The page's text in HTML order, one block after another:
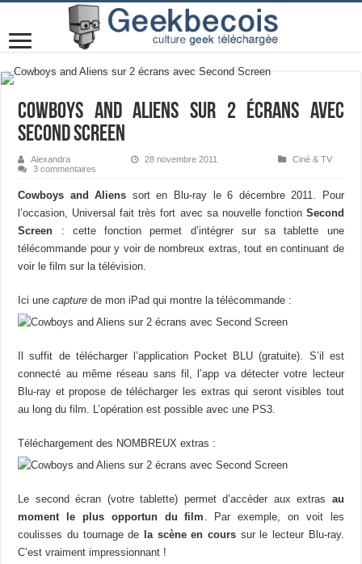
Cowboys and Aliens sur 2 écrans avec
Second Screen
Alexandra 28 novembre 2011
Ciné & TV
3 commentaires
Cowboys and Aliens sort en Blu-ray le 6 décembre 2011. Pour
l’occasion, Universal fait très fort avec sa nouvelle fonction Second
Screen : cette fonction permet d’intégrer sur sa tablette une
télécommande pour y voir de nombreux extras, tout en continuant de
voir le film sur la télévision.
Ici unecapture de mon iPad qui montre la télécommande :
Il suffit de télécharger l’application Pocket BLU (gratuite). S’il est
connecté au même réseau sans fil, l’app va détecter votre lecteur
Blu-ray et propose de télécharger les extras qui seront visibles tout
au long du film. L’opération est possible avec une PS3.
Téléchargement des NOMBREUX extras :
Le second écran (votre tablette) permet d’accèder aux extras au
moment le plus opportun du film . Par exemple, on voit les
coulisses du tournage de
la scène en cours sur le lecteur Blu-ray.
C’est vraiment impressionnant !